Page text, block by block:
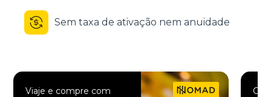
Sem taxa de ativação nem anuidade
Viaje e compre com